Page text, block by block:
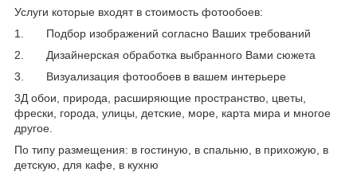
Услуги которые входят в стоимость фотообоев:
1. Подбор изображений согласно Ваших требований
2. Дизайнерская обработка выбранного Вами сюжета
3. Визуализация фотообоев в вашем интерьере
3Д обои, природа, расширяющие пространство, цветы,
фрески, города, улицы, детские, море, карта мира и многое
другое.
По типу размещения: в гостиную, в спальню, в прихожую, в
детскую, для кафе, в кухню